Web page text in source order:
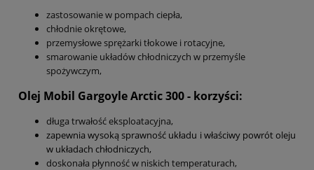
zastosowanie w pompach ciepła,
chłodnie okrętowe,
przemysłowe sprężarki tłokowe i rotacyjne,
smarowanie układów chłodniczych w przemyśle
spożywczym,
Olej Mobil Gargoyle Arctic 300- korzyści:
długa trwałość eksploatacyjna,
zapewnia wysoką sprawność układu i właściwy powrót oleju
w układach chłodniczych,
doskonała płynność w niskich temperaturach,